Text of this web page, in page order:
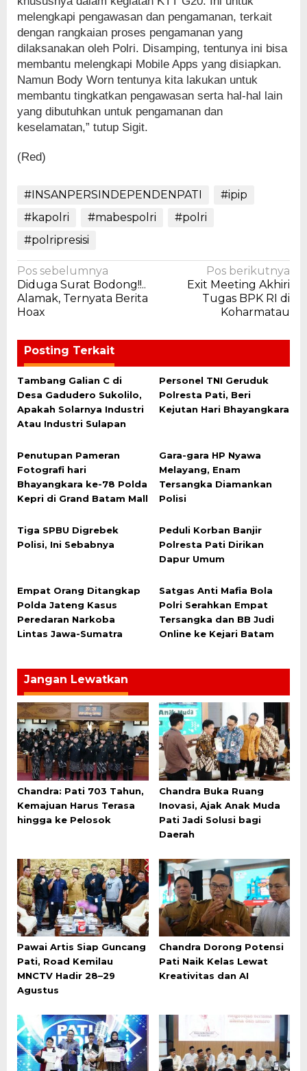
melengkapi pengawasan dan pengamanan, terkait
dengan rangkaian proses pengamanan yang
dilaksanakan oleh Polri. Disamping, tentunya ini bisa
membantu melengkapi Mobile Apps yang disiapkan.
Namun Body Worn tentunya kita lakukan untuk
membantu tingkatkan pengawasan serta hal-hal lain
yang dibutuhkan untuk pengamanan dan
keselamatan,” tutup Sigit.
(Red)
#INSANPERSINDEPENDENPATI
#ipip
#kapolri
#mabespolri
#polri
#polripresisi
Navigasi
pos
Pos sebelumnya
Diduga Surat Bodong!!..
Alamak, Ternyata Berita
Hoax
Pos berikutnya
Exit Meeting Akhiri
Tugas BPK RI di
Koharmatau
Posting Terkait
Tambang Galian C di
Desa Gadudero Sukolilo,
Apakah Solarnya Industri
Atau Industri Sulapan
Personel TNI Geruduk
Polresta Pati, Beri
Kejutan Hari Bhayangkara
Penutupan Pameran
Fotografi hari
Bhayangkara ke-78 Polda
Kepri di Grand Batam Mall
Gara-gara HP Nyawa
Melayang, Enam
Tersangka Diamankan
Polisi
Tiga SPBU Digrebek
Polisi, Ini Sebabnya
Peduli Korban Banjir
Polresta Pati Dirikan
Dapur Umum
Empat Orang Ditangkap
Polda Jateng Kasus
Peredaran Narkoba
Lintas Jawa-Sumatra
Satgas Anti Mafia Bola
Polri Serahkan Empat
Tersangka dan BB Judi
Online ke Kejari Batam
Jangan Lewatkan
Chandra: Pati 703 Tahun,
Kemajuan Harus Terasa
hingga ke Pelosok
Chandra Buka Ruang
Inovasi, Ajak Anak Muda
Pati Jadi Solusi bagi
Daerah
Pawai Artis Siap Guncang
Pati, Road Kemilau
MNCTV Hadir 28–29
Agustus
Chandra Dorong Potensi
Pati Naik Kelas Lewat
Kreativitas dan AI